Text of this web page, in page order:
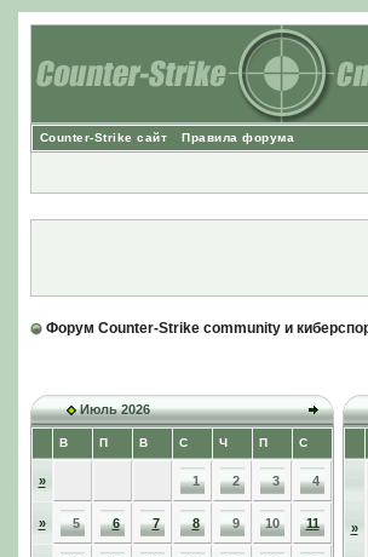
Counter-Strike сайт Правила форума
Форум Counter-Strike community и
Июль 2026
В П В С Ч П С
» 1 2 3 4
» 5 6 7 8 9 10 11 »